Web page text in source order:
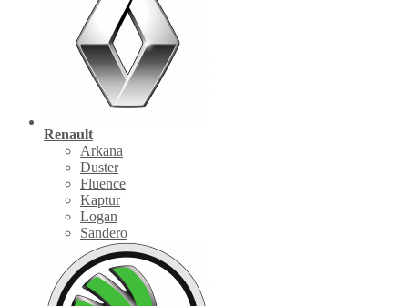
Renault
Arkana
Duster
Fluence
Kaptur
Logan
Sandero